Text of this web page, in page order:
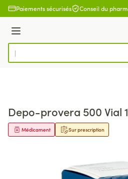
Aller au contenu
Paiements sécurisés Conseil du
Menu
Rechercher
Depo-provera 500 Vial
Sur prescription
Médicament